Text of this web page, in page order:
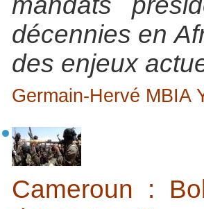
décennies en
des enjeux
Germain-Hervé MBIA
Cameroun :